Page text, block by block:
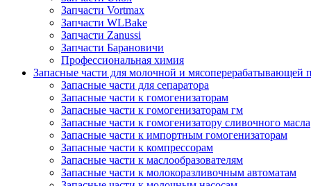
Запчасти Vortmax
Запчасти WLBake
Запчасти Zanussi
Запчасти Барановичи
Профессиональная химия
Запасные части для молочной и мясоперерабатывающей
Запасные части для сепаратора
Запасные части к гомогенизаторам
Запасные части к гомогенизаторам гм
Запасные части к гомогенизатору сливочного масла
Запасные части к импортным гомогенизаторам
Запасные части к компрессорам
Запасные части к маслообразователям
Запасные части к молокоразливочным автоматам